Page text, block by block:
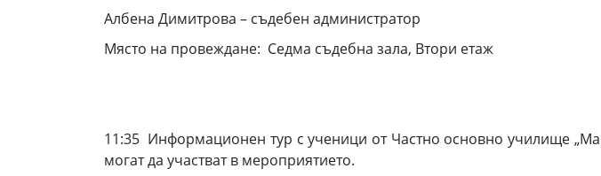
Албена Димитрова – съдебен администратор
Място на провеждане: Седма съдебна зала, Втори етаж
11:35 Информационен тур с ученици от Частно основно училище
могат да участват в мероприятието.